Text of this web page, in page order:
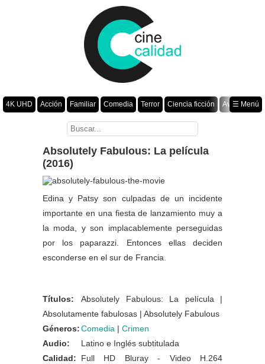
4K UHD Acción Familiar Comedia Terror Ciencia ficción
Aventura
Romance Fantasía Drama Animación Crimen
☰ Menú
Absolutely Fabulous: La película
(2016)
Edina y Patsy son culpadas de un incidente
importante en una fiesta de lanzamiento muy a
la moda, y son implacablemente perseguidas
por los paparazzi. Entonces ellas deciden
esconderse en el sur de Francia.
Títulos:
Absolutely Fabulous: La película |
Absolutamente fabulosas | Absolutely Fabulous
Géneros:Comedia | Crimen
Audio:
Latino e Inglés subtitulada
Calidad:
Full HD Bluray - Video H.264